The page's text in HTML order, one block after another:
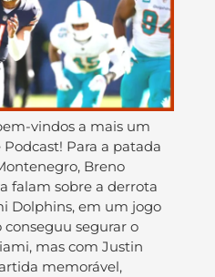
vindos a mais um
Para a patada
Breno
falam sobre a derrota
Dolphins, em um jogo
conseguu segurar o
mas com Justin
memorável,